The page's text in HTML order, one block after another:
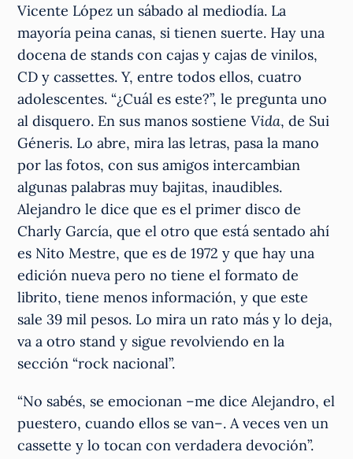
Vicente López un sábado al mediodía. La
mayoría peina canas, si tienen suerte. Hay una
docena de stands con cajas y cajas de vinilos,
CD y cassettes. Y, entre todos ellos, cuatro
adolescentes. “¿Cuál es este?”, le pregunta uno
al disquero. En sus manos sostieneVida, de Sui
Géneris. Lo abre, mira las letras, pasa la mano
por las fotos, con sus amigos intercambian
algunas palabras muy bajitas, inaudibles.
Alejandro le dice que es el primer disco de
Charly García, que el otro que está sentado ahí
es Nito Mestre, que es de 1972 y que hay una
edición nueva pero no tiene el formato de
librito, tiene menos información, y que este
sale 39 mil pesos. Lo mira un rato más y lo deja,
va a otro stand y sigue revolviendo en la
sección “rock nacional”.
“No sabés, se emocionan –me dice Alejandro, el
puestero, cuando ellos se van–. A veces ven un
cassette y lo tocan con verdadera devoción”.